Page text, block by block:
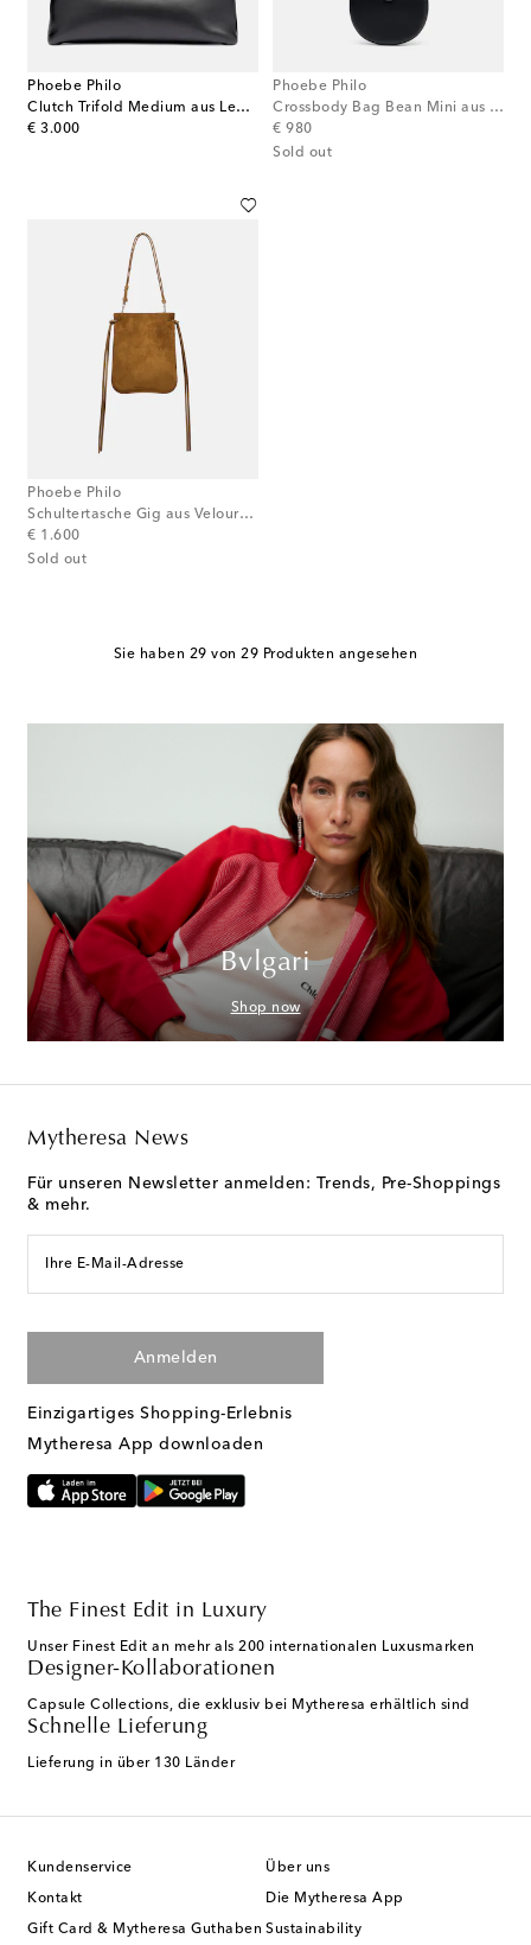
Phoebe Philo
Clutch Trifold Medium aus Leder
€ 3.000
original price
Phoebe Philo
Crossbody Bag Bean Mini aus Leder
€ 980
original price
Sold out
Phoebe Philo
Schultertasche Gig aus Veloursleder
€ 1.600
original price
Sold out
Sie haben 29 von 29 Produkten angesehen
Bvlgari
Shop now
Mytheresa News
Für unseren Newsletter anmelden: Trends, Pre-Shoppings
& mehr.
Ihre E-Mail-Adresse
Anmelden
Einzigartiges Shopping-Erlebnis
Mytheresa App downloaden
The Finest Edit in Luxury
Unser Finest Edit an mehr als 200 internationalen Luxusmarken
Designer-Kollaborationen
Capsule Collections, die exklusiv bei Mytheresa erhältlich sind
Schnelle Lieferung
Lieferung in über 130 Länder
Kundenservice
Kontakt
Gift Card & Mytheresa Guthaben
Über uns
Die Mytheresa App
Sustainability